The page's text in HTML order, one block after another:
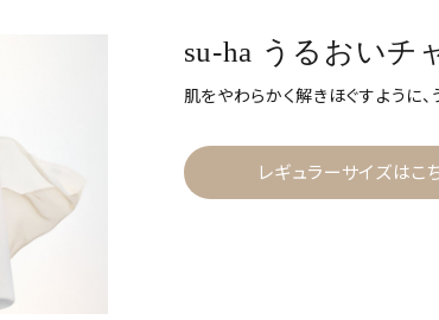
su-ha うるおいチ
肌をやわらかく解きほぐすように、
レギュラーサイズはこ